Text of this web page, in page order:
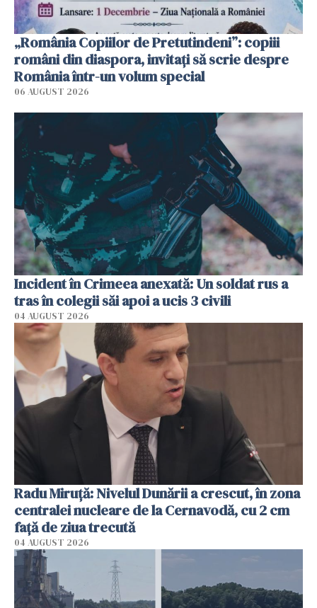
„România Copiilor de Pretutindeni”: copiii
români din diaspora, invitați să scrie despre
România într-un volum special
06 AUGUST 2026
Incident în Crimeea anexată: Un soldat rus a
tras în colegii săi apoi a ucis 3 civili
04 AUGUST 2026
Radu Miruţă: Nivelul Dunării a crescut, în zona
centralei nucleare de la Cernavodă, cu 2 cm
faţă de ziua trecută
04 AUGUST 2026